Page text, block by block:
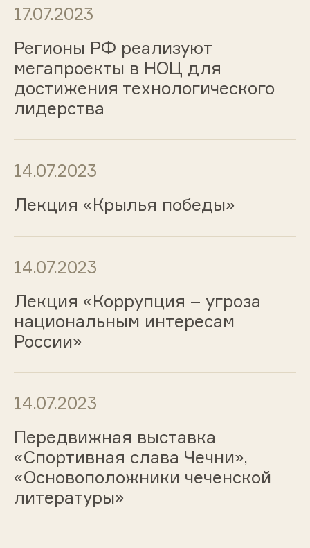
17.07.2023
Регионы РФ реализуют
мегапроекты в НОЦ для
достижения технологического
лидерства
14.07.2023
Лекция «Крылья победы»
14.07.2023
Лекция «Коррупция – угроза
национальным интересам
России»
14.07.2023
Передвижная выставка
«Спортивная слава Чечни»,
«Основоположники чеченской
литературы»